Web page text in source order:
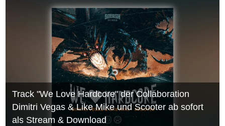
Track "We Love Hardcore" der Collaboration
Dimitri Vegas & Like Mike und Scooter ab sofort
als Stream & Download